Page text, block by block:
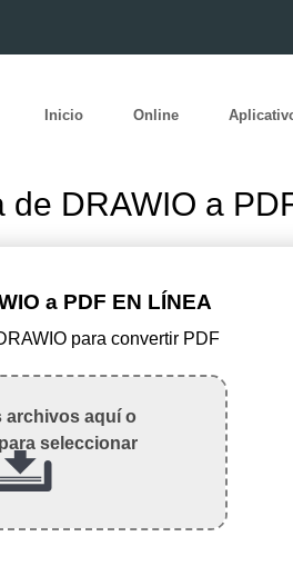
Inicio Online
DRAWIO a
a PDF EN LÍNEA
para convertir PDF
archivos aquí o
seleccionar